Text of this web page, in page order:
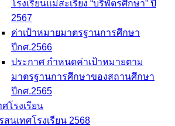
โรงเรียนแม่สะเรียง “บริพัตรศึกษา” ปี
2567
ค่าเป้าหมายมาตรฐานการศึกษา
ปีกศ.2566
ประกาศ กำหนดค่าเป้าหมายตาม
มาตรฐานการศึกษาของสถานศึกษา
ปีกศ.2565
โรงเรียน
สนเทศโรงเรียน 2568